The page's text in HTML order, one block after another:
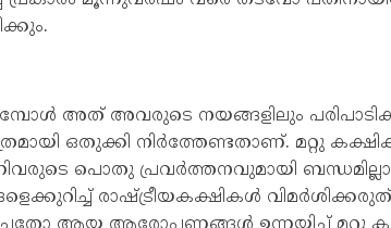
അത് അവരുടെ നയങ്ങളിലും
ഒതുക്കി നിർത്തേണ്ടതാണ്. മറ്റു
പൊതു പ്രവർത്തനവുമായി
രാഷ്ട്രീയകക്ഷികൾ